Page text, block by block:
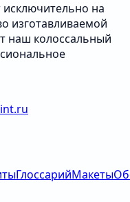
на
изготавливаемой
наш колоссальный
ГлоссарийМакеты